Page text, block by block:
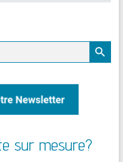
Search Button
sur mesure?